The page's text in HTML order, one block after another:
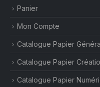
Panier
Mon Compte
Catalogue Papier
Catalogue Papier
Catalogue Papier